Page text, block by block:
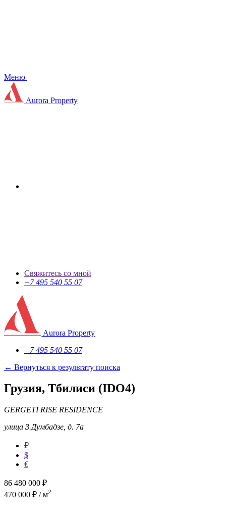
Меню
Aurora Property
Свяжитесь со мной
+7 495 540 55 07
Aurora Property
+7 495 540 55 07
← Вернуться к результату поиска
Грузия, Тбилиси (IDO4)
GERGETI RISE RESIDENCE
улица З.Думбадзе, д. 7а
₽
$
€
86 480 000 ₽
470 000 ₽ / м2